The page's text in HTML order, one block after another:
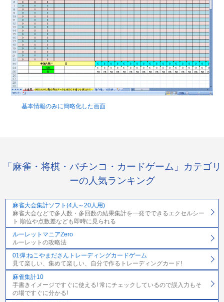
基本情報のみに簡略化した画面
「麻雀・将棋・パチンコ・カードゲーム」カテゴリ
ーの人気ランキング
麻雀大会集計ソフト(4人～20人用)
麻雀大会などで多人数・多回数の結果集計を一発でできるエクセルシー
ト 順位や点数差なども即時に見られる
ルーレットマニアZero
ルーレットの攻略法
01弾:ねこやまださんトレーディングカードゲーム
見て楽しい、集めて楽しい、自分で作るトレーディングカード!
麻雀集計10
手書きイメージですぐに使える! 常にチェックしているので誤入力もそ
の場ですぐに分かる!